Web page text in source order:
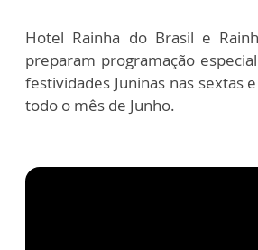
Hotel Rainha do Brasil e
preparam programação
festividades Juninas nas sextas
todo o mês de Junho.